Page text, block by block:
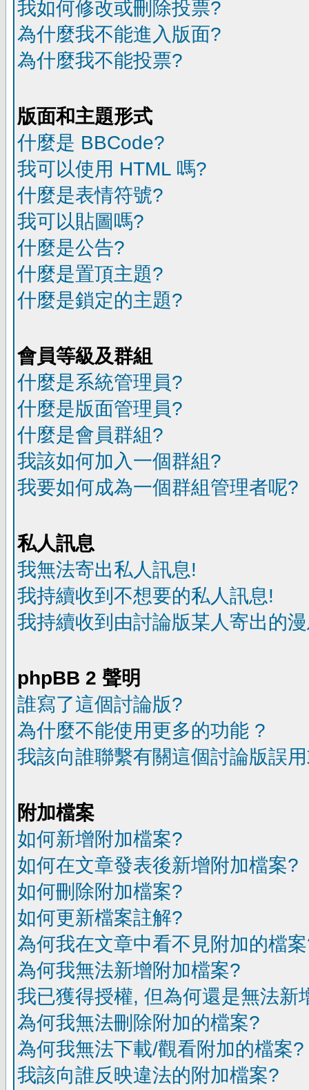
我如何修改或刪除投票?
為什麼我不能進入版面?
為什麼我不能投票?
版面和主題形式
什麼是 BBCode?
我可以使用 HTML 嗎?
什麼是表情符號?
我可以貼圖嗎?
什麼是公告?
什麼是置頂主題?
什麼是鎖定的主題?
會員等級及群組
什麼是系統管理員?
什麼是版面管理員?
什麼是會員群組?
我該如何加入一個群組?
我要如何成為一個群組管理者呢?
私人訊息
我無法寄出私人訊息!
我持續收到不想要的私人訊息!
我持續收到由討論版某人寄出的
phpBB 2 聲明
誰寫了這個討論版?
為什麼不能使用更多的功能 ?
我該向誰聯繫有關這個討論版誤
附加檔案
如何新增附加檔案?
如何在文章發表後新增附加檔案?
如何刪除附加檔案?
如何更新檔案註解?
為何我在文章中看不見附加的檔
為何我無法新增附加檔案?
我已獲得授權, 但為何還是無法新
為何我無法刪除附加的檔案?
為何我無法下載/觀看附加的檔案?
我該向誰反映違法的附加檔案?